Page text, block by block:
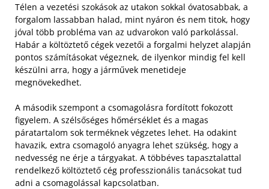
Télen a vezetési szokások az utakon sokkal óvatosabbak, a
forgalom lassabban halad, mint nyáron és nem titok, hogy
jóval több probléma van az udvarokon való parkolással.
Habár a költöztető cégek vezetői a forgalmi helyzet alapján
pontos számításokat végeznek, de ilyenkor mindig fel kell
készülni arra, hogy a járművek menetideje
megnövekedhet.
A második szempont a csomagolásra fordított fokozott
figyelem. A szélsőséges hőmérséklet és a magas
páratartalom sok terméknek végzetes lehet. Ha odakint
havazik, extra csomagoló anyagra lehet szükség, hogy a
nedvesség ne érje a tárgyakat. A többéves tapasztalattal
rendelkező költöztető cég professzionális tanácsokat tud
adni a csomagolással kapcsolatban.